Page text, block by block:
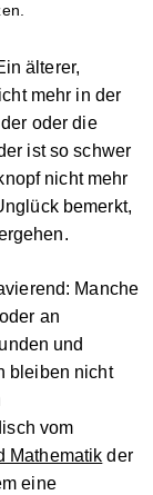
älterer,
mehr in der
oder die
ist so schwer
nicht mehr
bemerkt,
Manche
an
und
bleiben nicht
vom
Mathematik der
eine